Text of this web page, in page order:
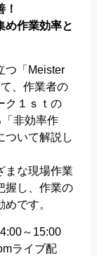
作業効率と
つ「Meister
、作業者の
ク１ｓｔの
「非効率作
ついて解説し
まな現場作業
握し、作業の
です。
～15:00
ライブ配